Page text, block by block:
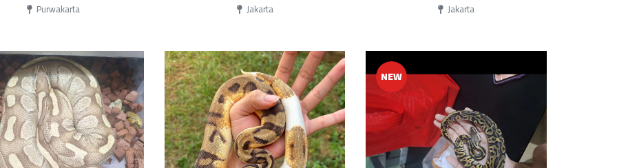
Purwakarta Jakarta Jakarta
NEW